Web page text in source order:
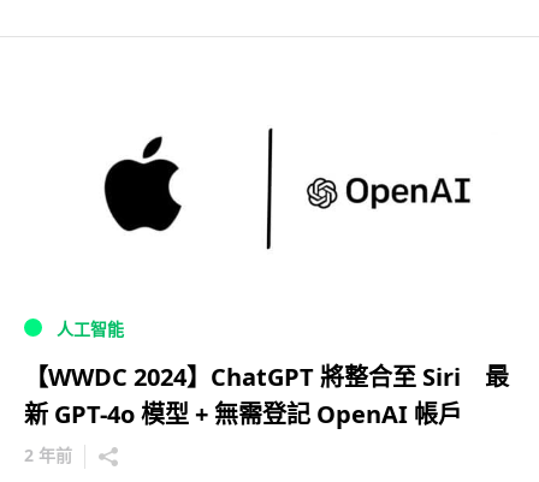
人工智能
【WWDC 2024】ChatGPT 將整合至 Siri 最
新 GPT-4o 模型 + 無需登記 OpenAI 帳戶
2 年前